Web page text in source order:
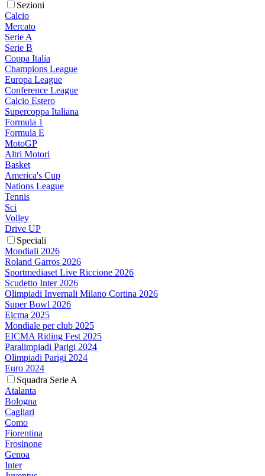
Sezioni
Calcio
Mercato
Serie A
Serie B
Coppa Italia
Champions League
Europa League
Conference League
Calcio Estero
Supercoppa Italiana
Formula 1
Formula E
MotoGP
Altri Motori
Basket
America's Cup
Nations League
Tennis
Sci
Volley
Drive UP
Speciali
Mondiali 2026
Roland Garros 2026
Sportmediaset Live Riccione 2026
Scudetto Inter 2026
Olimpiadi Invernali Milano Cortina 2026
Super Bowl 2026
Eicma 2025
Mondiale per club 2025
EICMA Riding Fest 2025
Paralimpiadi Parigi 2024
Olimpiadi Parigi 2024
Euro 2024
Squadra Serie A
Atalanta
Bologna
Cagliari
Como
Fiorentina
Frosinone
Genoa
Inter